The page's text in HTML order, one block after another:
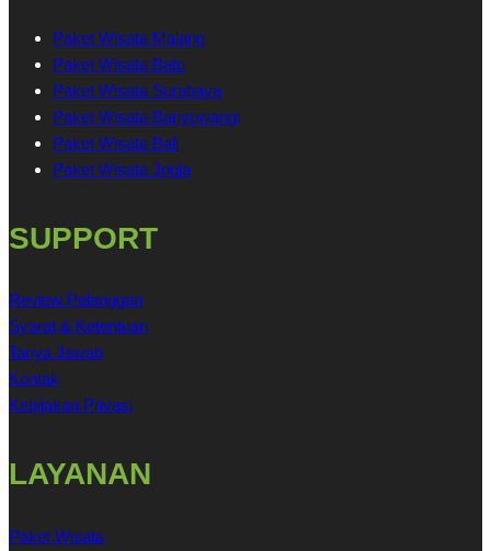
Paket Wisata Malang
Paket Wisata Batu
Paket Wisata Surabaya
Paket Wisata Banyuwangi
Paket Wisata Bali
Paket Wisata Jogja
SUPPORT
Review Pelanggan
Syarat & Ketentuan
Tanya Jawab
Kontak
Kebijakan Privasi
LAYANAN
Paket Wisata